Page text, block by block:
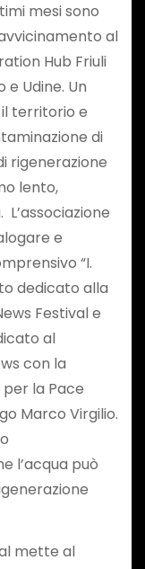
mesi sono
al
Hub Friuli
Udine. Un
territorio e
di
rigenerazione
lento,
e
“I.
dedicato alla
Festival e
al
con la
la Pace
Marco Virgilio.
l’acqua può
mette al